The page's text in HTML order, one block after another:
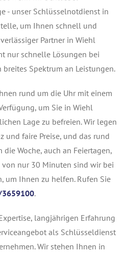
- unser Schlüsselnotdienst in
um Ihnen schnell und
Partner in Wiehl
nur schnelle Lösungen bei
Spektrum an Leistungen.
rund um die Uhr mit einem
um Sie in Wiehl
Lage zu befreien. Wir legen
und faire Preise, und das rund
die Woche, auch an Feiertagen,
von nur 30 Minuten sind wir bei
um Ihnen zu helfen. Rufen Sie
.
langjährigen Erfahrung
als Schlüsseldienst
Wir stehen Ihnen in